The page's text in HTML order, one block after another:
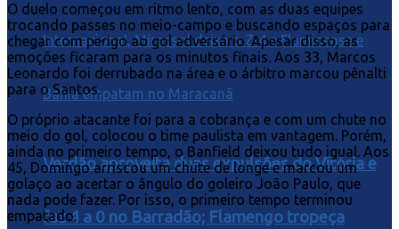
Verdão aproveita duas expulsões do Vitória e
faz 4 a 0 no Barradão; Flamengo tropeça
O duelo começou em ritmo lento, com as duas equipes
trocando passes no meio-campo e buscando espaços para
chegar com perigo ao gol adversário. Apesar disso, as
emoções ficaram para os minutos finais. Aos 33, Marcos
Leonardo foi derrubado na área e o árbitro marcou pênalti
para o Santos.
O próprio atacante foi para a cobrança e com um chute no
meio do gol, colocou o time paulista em vantagem. Porém,
ainda no primeiro tempo, o Banfield deixou tudo igual. Aos
45, Domingo arriscou um chute de longe e marcou um
golaço ao acertar o ângulo do goleiro João Paulo, que
nada pode fazer. Por isso, o primeiro tempo terminou
empatado.